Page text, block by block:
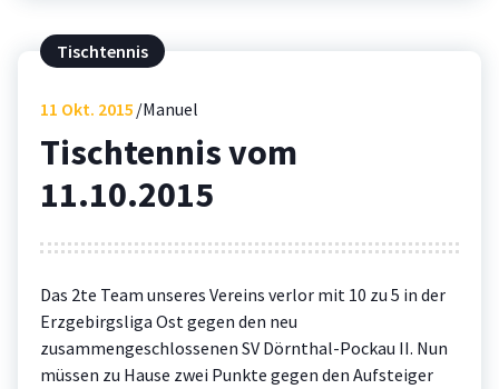
Tischtennis
11 Okt. 2015 Manuel
Tischtennis vom
11.10.2015
Das 2te Team unseres Vereins verlor mit 10 zu 5 in der
Erzgebirgsliga Ost gegen den neu
zusammengeschlossenen SV Dörnthal-Pockau II. Nun
müssen zu Hause zwei Punkte gegen den Aufsteiger